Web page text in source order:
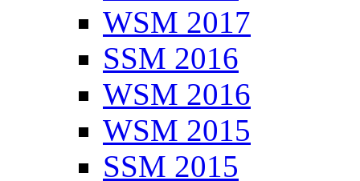
WSM 2017
SSM 2016
WSM 2016
WSM 2015
SSM 2015